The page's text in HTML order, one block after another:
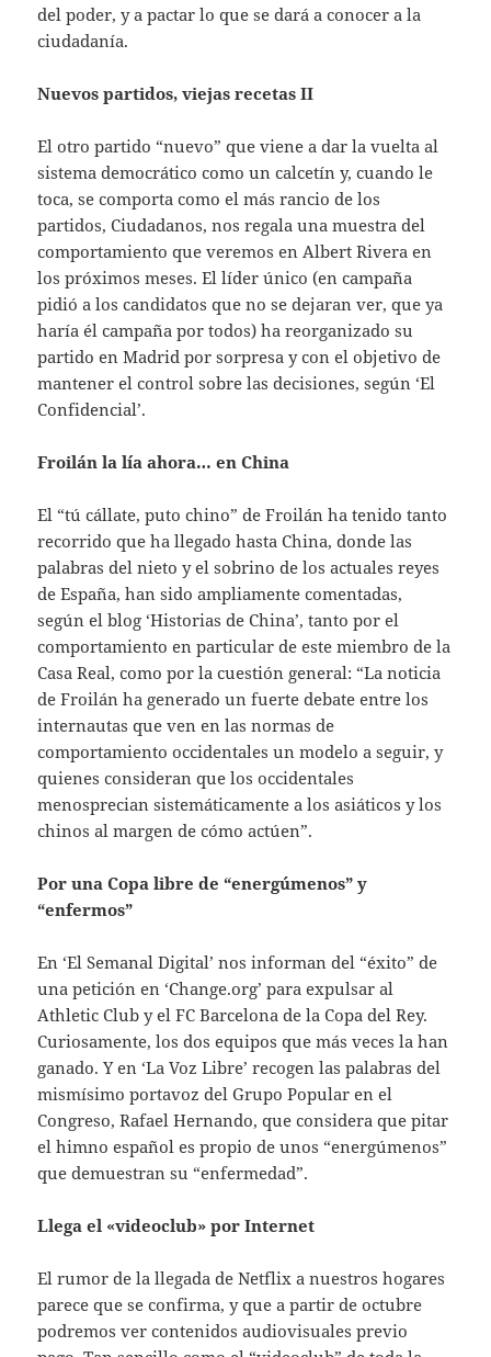
del poder, y a pactar lo que se dará a conocer a la
ciudadanía.
Nuevos partidos, viejas recetas II
El otro partido “nuevo” que viene a dar la vuelta al
sistema democrático como un calcetín y, cuando le
toca, se comporta como el más rancio de los
partidos, Ciudadanos, nos regala una muestra del
comportamiento que veremos en Albert Rivera en
los próximos meses. El líder único (en campaña
pidió a los candidatos que no se dejaran ver, que ya
haría él campaña por todos) ha reorganizado su
partido en Madrid por sorpresa y con el objetivo de
mantener el control sobre las decisiones, según ‘El
Confidencial’.
Froilán la lía ahora… en China
El “tú cállate, puto chino” de Froilán ha tenido tanto
recorrido que ha llegado hasta China, donde las
palabras del nieto y el sobrino de los actuales reyes
de España, han sido ampliamente comentadas,
según el blog ‘Historias de China’, tanto por el
comportamiento en particular de este miembro de la
Casa Real, como por la cuestión general: “La noticia
de Froilán ha generado un fuerte debate entre los
internautas que ven en las normas de
comportamiento occidentales un modelo a seguir, y
quienes consideran que los occidentales
menosprecian sistemáticamente a los asiáticos y los
chinos al margen de cómo actúen”.
Por una Copa libre de “energúmenos” y
“enfermos”
En ‘El Semanal Digital’ nos informan del “éxito” de
una petición en ‘Change.org’ para expulsar al
Athletic Club y el FC Barcelona de la Copa del Rey.
Curiosamente, los dos equipos que más veces la han
ganado. Y en ‘La Voz Libre’ recogen las palabras del
mismísimo portavoz del Grupo Popular en el
Congreso, Rafael Hernando, que considera que pitar
el himno español es propio de unos “energúmenos”
que demuestran su “enfermedad”.
Llega el «videoclub» por Internet
El rumor de la llegada de Netflix a nuestros hogares
parece que se confirma, y que a partir de octubre
podremos ver contenidos audiovisuales previo